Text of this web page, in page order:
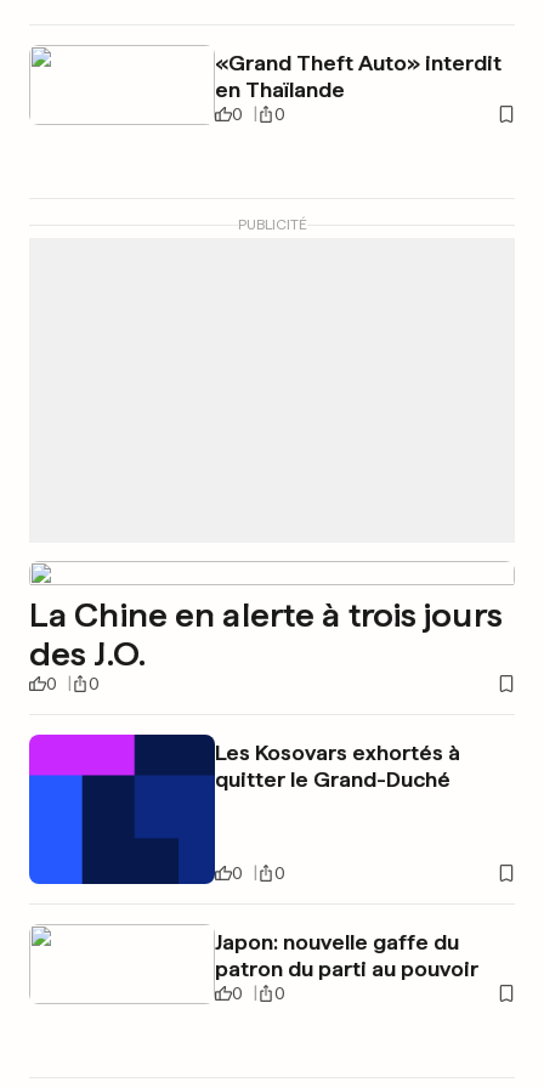
«Grand Theft Auto» interdit
en Thaïlande
0 0
PUBLICITÉ
La Chine en alerte à trois jours
des J.O.
0 0
Les Kosovars exhortés à
quitter le Grand-Duché
0 0
Japon: nouvelle gaffe du
patron du parti au pouvoir
0 0